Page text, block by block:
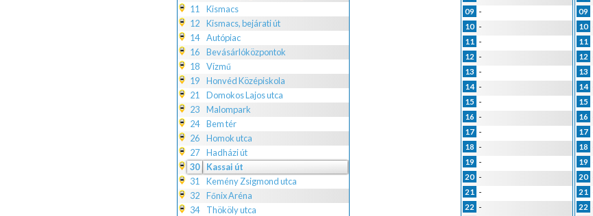
11
Kismacs
12
Kismacs, bejárati út
14
Autópiac
16
Bevásárlóközpontok
18
Vízmű
19
Honvéd Középiskola
21
Domokos Lajos utca
23
Malompark
24
Bem tér
26
Homok utca
27
Hadházi út
30
Kassai út
31
Kemény Zsigmond utca
32
Főnix Aréna
34
Thököly utca
09 -
10 -
11 -
12 -
13 -
14 -
15 -
16 -
17 -
18 -
19 -
20 -
21 -
22 -
09
10
11
12
13
14
15
16
17
18
19
20
21
22